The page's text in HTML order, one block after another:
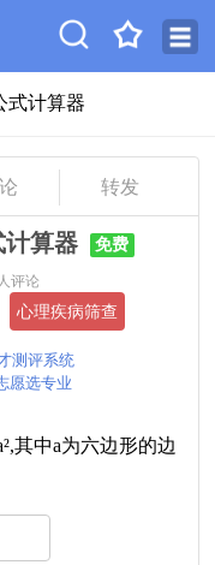
式计算器
转发
计算器 免费
人评论
测评系统
愿选专业
其中a为六边形的边